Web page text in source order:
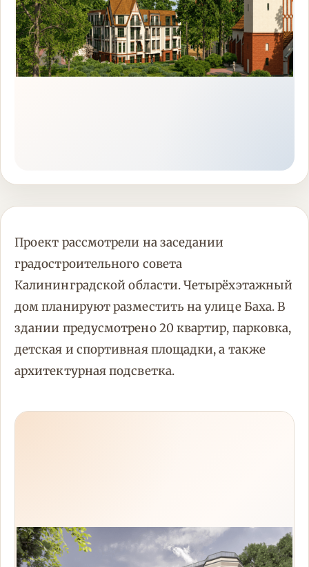
Проект рассмотрели на заседании
градостроительного совета
Калининградской области. Четырёхэтажный
дом планируют разместить на улице Баха. В
здании предусмотрено 20 квартир, парковка,
детская и спортивная площадки, а также
архитектурная подсветка.